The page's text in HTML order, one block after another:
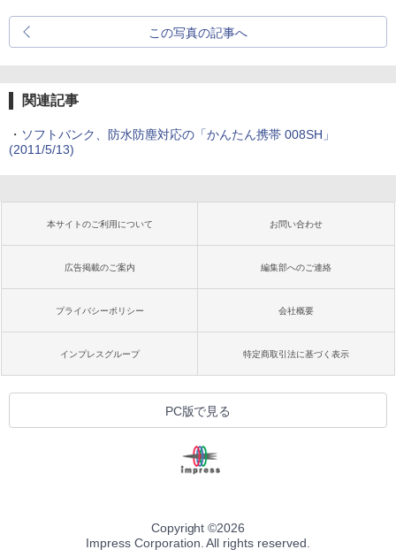
この写真の記事へ
関連記事
・ ソフトバンク、防水防塵対応の「かんたん携帯 008SH」
(2011/5/13)
本サイトのご利用について お問い合わせ
広告掲載のご案内 編集部へのご連絡
プライバシーポリシー 会社概要
インプレスグループ 特定商取引法に基づく表示
PC版で見る
Copyright ©2026
Impress Corporation. All rights reserved.